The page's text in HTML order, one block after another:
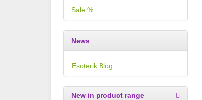
Sale %
News
Esoterik Blog
New in product range